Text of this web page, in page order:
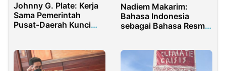
Johnny G. Plate: Kerja
Sama Pemerintah
Pusat-Daerah Kunci
Nadiem Makarim:
Bahasa Indonesia
sebagai Bahasa Resmi